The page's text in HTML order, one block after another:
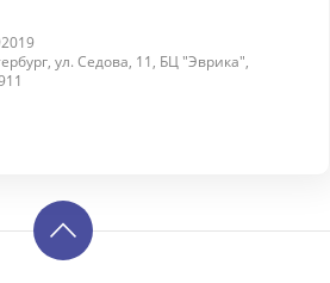
ул. Седова, 11, БЦ "Эврика",